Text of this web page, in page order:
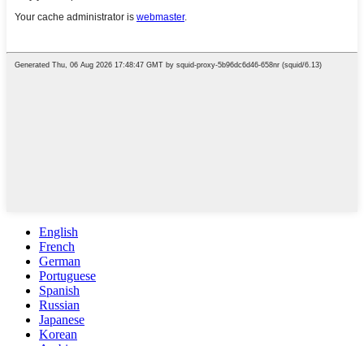
English
French
German
Portuguese
Spanish
Russian
Japanese
Korean